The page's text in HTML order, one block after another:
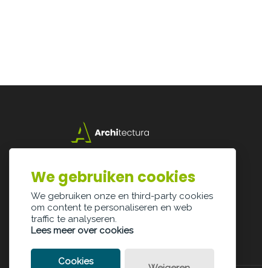
3500 Hasselt
info@architectura.be
We gebruiken cookies
We gebruiken onze en third-party cookies
om content te personaliseren en web
traffic te analyseren.
Lees meer over cookies
Cookies